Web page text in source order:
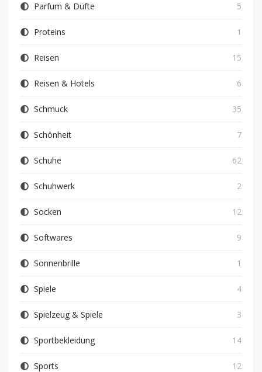
Parfum & Düfte 5
Proteins 1
Reisen 15
Reisen & Hotels 6
Schmuck 35
Schönheit 7
Schuhe 62
Schuhwerk 2
Socken 12
Softwares 9
Sonnenbrille 1
Spiele 4
Spielzeug & Spiele 3
Sportbekleidung 14
Sports 12